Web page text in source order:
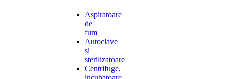
Aspiratoare
de
fum
Autoclave
si
sterilizatoare
Centrifuge,